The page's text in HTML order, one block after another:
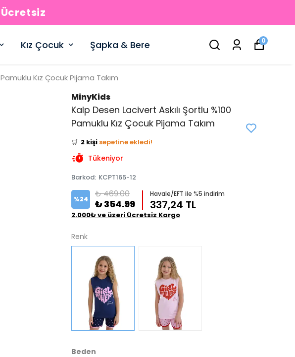
Kız Çocuk Şapka & Bere 0
Kız Çocuk Pijama Takım
MinyKids
Kalp Desen Lacivert Askılı Şortlu %100
Pamuklu Kız Çocuk Pijama Takım
👀 Şu an 2 kişi
inceliyor!
favoriledi!
🛒 2 kişi sepetine ekledi!
✅ Bugün 1 adet
Tükeniyor
Barkod: KCPT165-12
%24 ₺ 469.00
₺ 354.99
Havale/EFT ile %5 indirim
337,24 TL
2.000₺ ve üzeri Ücretsiz Kargo
Renk
Beden